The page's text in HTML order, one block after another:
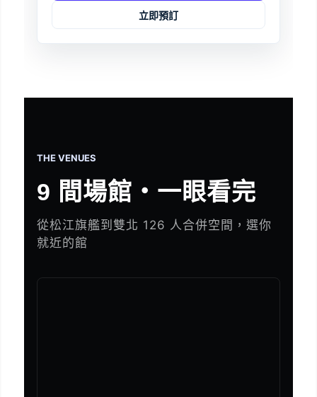
立即預訂
THE VENUES
9 間場館・一眼看完
從松江旗艦到雙北 126 人合併空間，選你
就近的館